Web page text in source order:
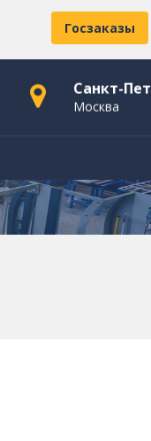
Госзаказы
Санкт-
Москва